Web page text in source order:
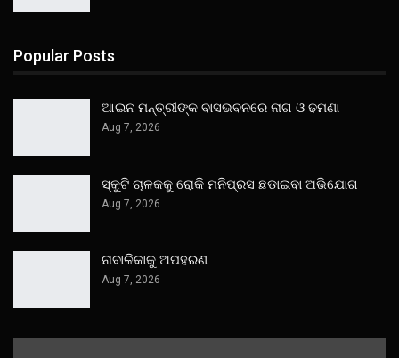
Popular Posts
ଆଇନ ମନ୍ତ୍ରୀଙ୍କ ବାସଭବନରେ ନାଗ ଓ ଢମଣା
Aug 7, 2026
ସ୍କୁଟି ଚାଳକକୁ ରୋକି ମନିପ୍ରସ ଛଡାଇବା ଅଭିଯୋଗ
Aug 7, 2026
ନାବାଳିକାକୁ ଅପହରଣ
Aug 7, 2026